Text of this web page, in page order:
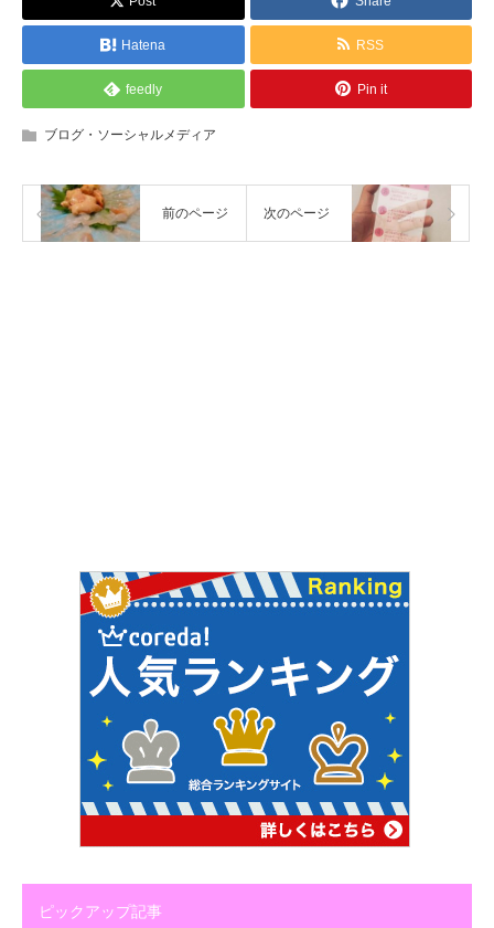
Hatena RSS
feedly Pin it
ブログ・ソーシャルメディア
前のページ 次のページ
ピックアップ記事